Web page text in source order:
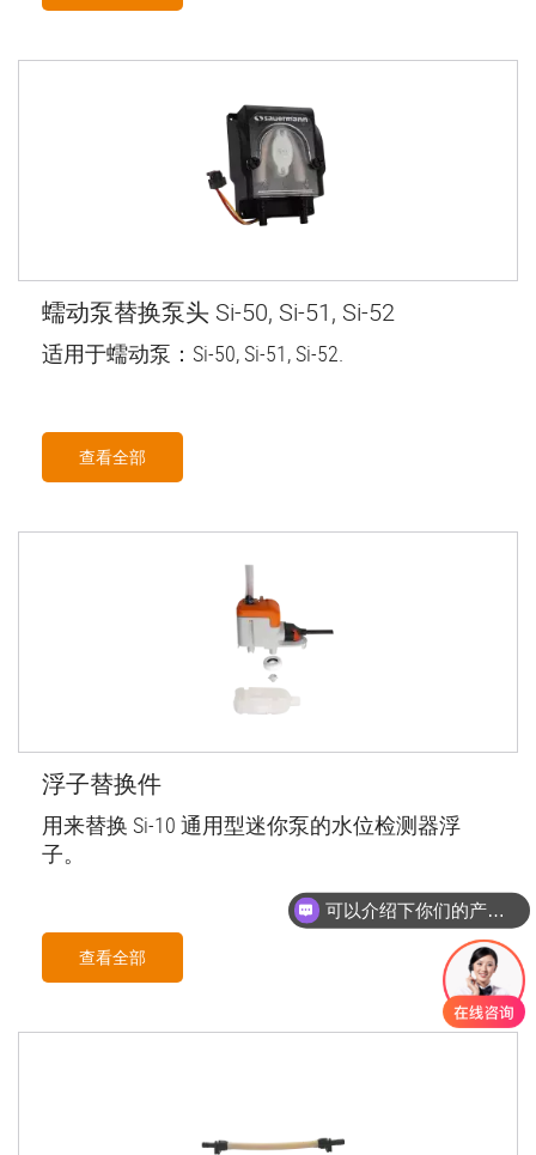
蠕动泵替换泵头 Si-50, Si-51, Si-52
适用于蠕动泵：Si-50, Si-51, Si-52.
查看全部
浮子替换件
用来替换 Si-10 通用型迷你泵的水位检测器浮
子。
查看全部
可以介绍下你们的产品么